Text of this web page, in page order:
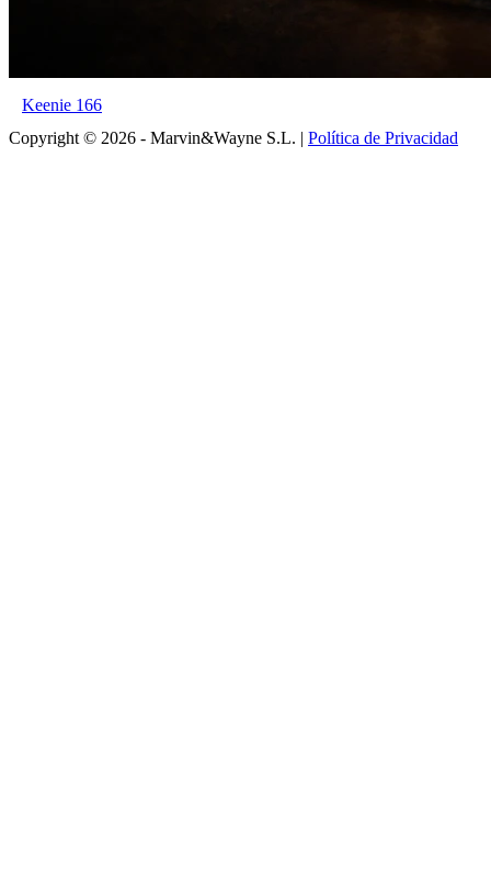
Keenie 166
Copyright © 2026 - Marvin&Wayne S.L. | Política de Privacidad